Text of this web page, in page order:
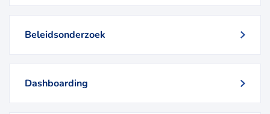
Beleidsonderzoek
Dashboarding